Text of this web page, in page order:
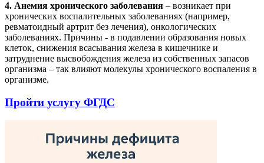
4. Анемия хронического заболевания – возникает при
хронических воспалительных заболеваниях (например,
ревматоидный артрит без лечения), онкологических
заболеваниях. Причины - в подавлении образования новых
клеток, снижения всасывания железа в кишечнике и
затруднение высвобождения железа из собственных запасов
организма – так влияют молекулы хронического воспаления в
организме.
Пройти услугу ФГДС